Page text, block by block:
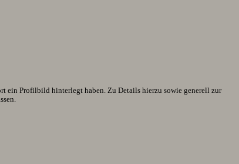
ein Profilbild hinterlegt haben. Zu Details hierzu sowie generell zur